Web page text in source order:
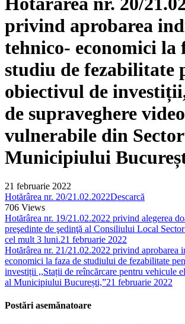
privind aprobarea
tehnico- economici la
studiu de fezabilitate
obiectivul de
de supraveghere
vulnerabile din
Municipiului
21 februarie 2022
Hotărârea nr. 20/21.02.2022Descarcă
706 Views
Hotărârea nr. 19/21.02.2022 privind alegerea
preşedinte de şedinţă al Consiliului Local
cel mult 3 luni.21 februarie 2022
Hotărârea nr. 21/21.02.2022 privind aprobarea
economici la faza de studiului de fezabilitate
investiții ,,Stații de reîncărcare pentru vehicule
al Municipiului București,”21 februarie 2022
Postări asemănatoare